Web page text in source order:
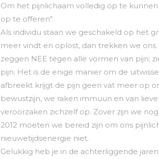
Om het pijnlichaam volledig op te
op te offeren".
Als individu staan we geschakeld op het
meer vindt en oplost, dan trekken we
zeggen NEE tegen alle vormen van pijn;
pijn. Het is de enige manier om de
afbreekt krijgt de pijn geen vat meer op
bewustzijn, we raken immuun en van
veroorzaken zichzelf op. Zover zijn we
2012 moeten we bereid zijn om ons
nieuwetijdsenergie niet.
Gelukkig heb je in de achterliggende